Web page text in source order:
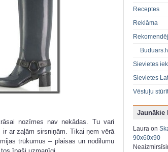
nozīmes nav nekādas. Tu vari
ar zaļām sirsniņām. Tikai ņem vērā
trūkumus – plaisas un nodilumu
Receptes
Reklāma
Sievietes
Sievietes
Vēstuļu
Jaunākie
Laura on
90x60x90